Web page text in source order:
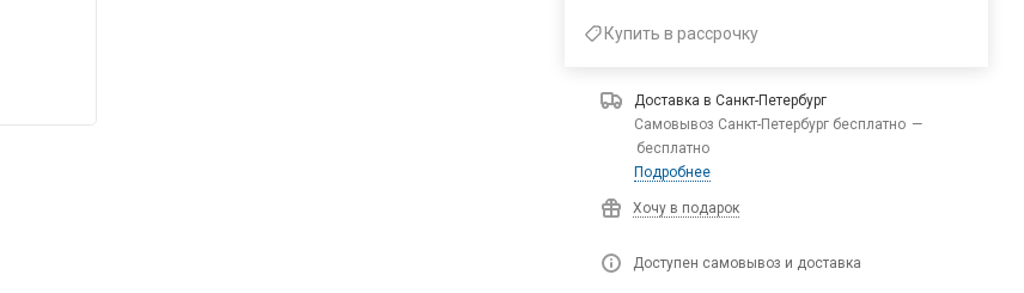
Купить в рассрочку
Доставка в Санкт-Петербург
Самовывоз Санкт-Петербург бесплатно —
бесплатно
Подробнее
Хочу в подарок
Доступен самовывоз и доставка